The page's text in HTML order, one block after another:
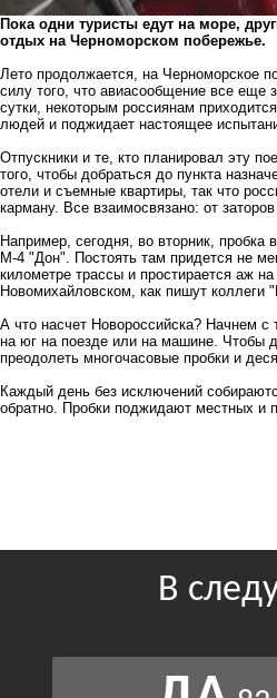
Пока одни туристы едут на море,
отдых на Черноморском побережье.
Лето продолжается, на Черноморское
силу того, что авиасообщение все еще
сутки, некоторым россиянам
людей и поджидает настоящее
Отпускники и те, кто планировал эту
того, чтобы добраться до пункта
отели и съемные квартиры, так что
карману. Все взаимосвязано: от
Например, сегодня, во вторник, пробка
М-4 "Дон". Постоять там придется не
километре трассы и простирается аж
Новомихайловском, как пишут коллеги
А что насчет Новороссийска? Начнем с
на юг на поезде или на машине. Чтобы
преодолеть многочасовые пробки и
Каждый день без исключений
обратно. Пробки поджидают местных и